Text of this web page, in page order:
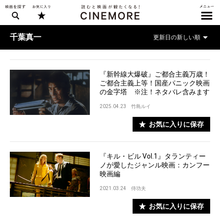
千葉真一
『新幹線大爆破』ご都合主義万歳！
ご都合主義上等！国産パニック映画
の金字塔 ※注！ネタバレ含みます
2025.04.23 竹島ルイ
お気に入りに保存
『キル・ビル Vol.1』タランティー
ノが愛したジャンル映画：カンフー
映画編
2021.03.24 侍功夫
お気に入りに保存